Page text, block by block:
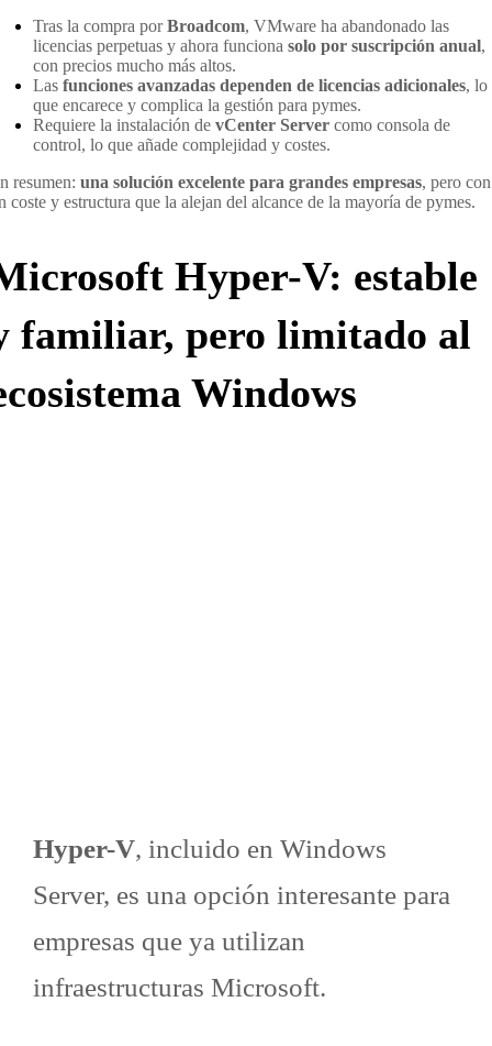
Tras la compra porBroadcom, VMware ha abandonado las
licencias perpetuas y ahora funcionasolo por suscripción anual,
con precios mucho más altos.
Lasfunciones avanzadas dependen de licencias adicionales, lo
que encarece y complica la gestión para pymes.
Requiere la instalación devCenter Server como consola de
control, lo que añade complejidad y costes.
resumen:una solución excelente para grandes empresas, pero con
coste y estructura que la alejan del alcance de la mayoría de pymes.
Hyper-V: estable
familiar, pero limitado al
Windows
Hyper-V, incluido en Windows
Server, es una opción interesante para
empresas que ya utilizan
infraestructuras Microsoft.